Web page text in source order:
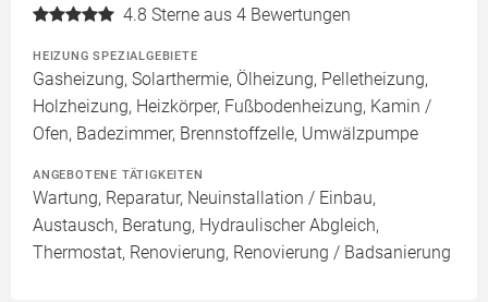
4.8 Sterne aus 4 Bewertungen
HEIZUNG SPEZIALGEBIETE
Gasheizung, Solarthermie, Ölheizung, Pelletheizung,
Holzheizung, Heizkörper, Fußbodenheizung, Kamin /
Ofen, Badezimmer, Brennstoffzelle, Umwälzpumpe
ANGEBOTENE TÄTIGKEITEN
Wartung, Reparatur, Neuinstallation / Einbau,
Austausch, Beratung, Hydraulischer Abgleich,
Thermostat, Renovierung, Renovierung / Badsanierung